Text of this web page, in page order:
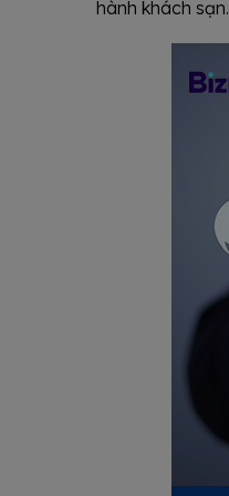
hành khách sạn.